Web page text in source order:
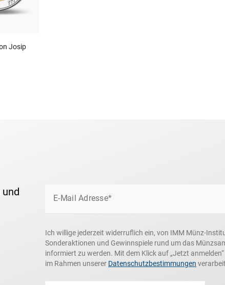
Josip
E-Mail Adresse*
Ich willige jederzeit widerruflich ein, von IMM Münz-
Sonderaktionen und Gewinnspiele rund um das
informiert zu werden. Mit dem Klick auf „Jetzt
im Rahmen unserer Datenschutzbestimmungen